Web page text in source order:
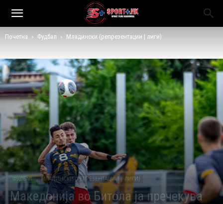
Почетна Фудбал Младински (репрезентации | лиги)
ФУДБАЛ МЛАДИНСКИ (РЕПРЕЗЕНТАЦИИ | ЛИГИ)
Македонија во Битола ја пречекува